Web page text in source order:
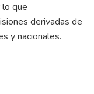
que
derivadas de
y nacionales.